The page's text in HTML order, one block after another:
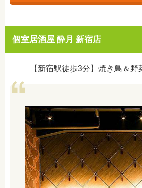
個室居酒屋 酔月 新宿店
【新宿駅徒歩3分】焼き鳥＆野